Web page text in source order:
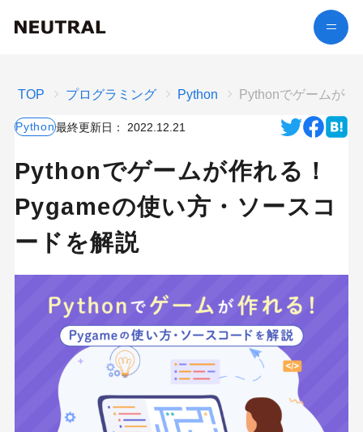
TOP プログラミング Python Pythonでゲームが
Python最終更新日： 2022.12.21
Pythonでゲームが作れる！
Pygameの使い方・ソースコ
ードを解説